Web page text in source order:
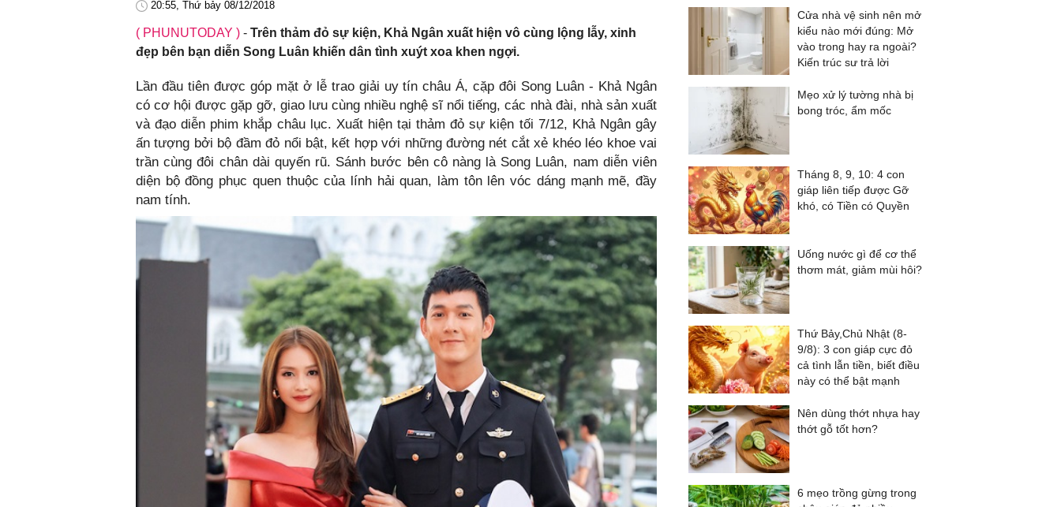
20:55, Thứ bảy 08/12/2018
( PHUNUTODAY ) - Trên thảm đỏ sự kiện, Khả Ngân xuất hiện vô cùng lộng lẫy, xinh
đẹp bên bạn diễn Song Luân khiến dân tình xuýt xoa khen ngợi.
Lần đầu tiên được góp mặt ở lễ trao giải uy tín châu Á, cặp đôi Song Luân - Khả Ngân
có cơ hội được gặp gỡ, giao lưu cùng nhiều nghệ sĩ nổi tiếng, các nhà đài, nhà sản xuất
và đạo diễn phim khắp châu lục. Xuất hiện tại thảm đỏ sự kiện tối 7/12, Khả Ngân gây
ấn tượng bởi bộ đầm đỏ nổi bật, kết hợp với những đường nét cắt xẻ khéo léo khoe vai
trần cùng đôi chân dài quyến rũ. Sánh bước bên cô nàng là Song Luân, nam diễn viên
diện bộ đồng phục quen thuộc của lính hải quan, làm tôn lên vóc dáng mạnh mẽ, đầy
nam tính.
Cửa nhà vệ sinh nên mở
kiểu nào mới đúng: Mở
vào trong hay ra ngoài?
Kiến trúc sư trả lời
Mẹo xử lý tường nhà bị
bong tróc, ẩm mốc
Tháng 8, 9, 10: 4 con
giáp liên tiếp được Gỡ
khó, có Tiền có Quyền
Uống nước gì để cơ thể
thơm mát, giảm mùi hôi?
Thứ Bảy,Chủ Nhật (8-
9/8): 3 con giáp cực đỏ
cả tình lẫn tiền, biết điều
này có thể bật mạnh
Nên dùng thớt nhựa hay
thớt gỗ tốt hơn?
6 mẹo trồng gừng trong